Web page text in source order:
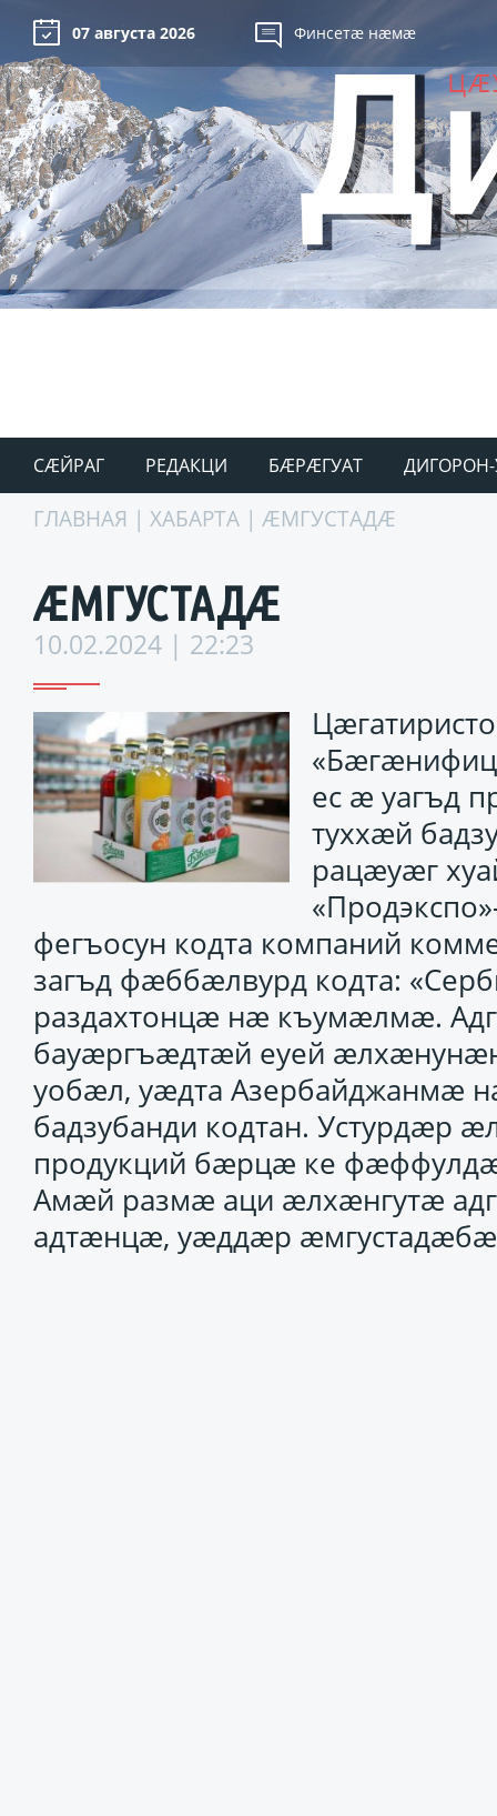
07 августа 2026 Финсетæ нæмæ
СÆЙРАГ РЕДАКЦИ БÆРÆГУАТ ДИГОРОН-
ГЛАВНАЯ | ХАБАРТА | ÆМГУСТАДÆ
ÆМГУСТАДÆ
10.02.2024 | 22:23
ес æ уагъд
туххæй
рацæуæг
фегъосун кодта компаний
загъд фæббæлвурд кодта:
раздахтонцæ нæ къумæлмæ.
бауæргъæдтæй еуей
уобæл, уæдта Азербайджанмæ
бадзубанди кодтан. Устурдæр
продукций бæрцæ ке
Амæй размæ аци æлхæнгутæ
адтæнцæ, уæддæр